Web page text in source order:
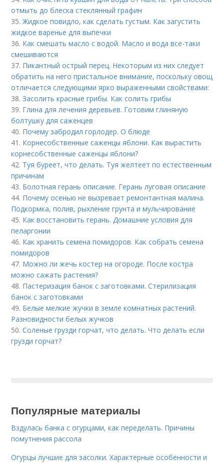
отмыть до блеска стеклянный графин
35.Жидкое повидло, как сделать густым. Как загустить
жидкое варенье для выпечки
36. Как смешать масло с водой. Масло и вода все-таки
смешиваются
37. Пикантный острый перец. Некоторым из них следует
обратить на него пристальное внимание, поскольку овощ
отличается следующими ярко выраженными свойствами:
38.Засолить красные грибы. Как солить грибы
39. Глина для лечения деревьев. Готовим глиняную
болтушку для саженцев
40. Почему забродил горлодер. О блюде
41. Корнесобственные саженцы яблони. Как вырастить
корнесобственные саженцы яблони?
42. Туя буреет, что делать. Туя желтеет по естественным
причинам
43. Болотная герань описание. Герань луговая описание
44. Почему осенью не вызревает ремонтантная малина.
Подкормка, полив, рыхление грунта и мульчирование
45. Как восстановить герань. Домашние условия для
пеларгонии
46. Как хранить семена помидоров. Как собрать семена
помидоров
47. Можно ли жечь костер на огороде. После костра
можно сажать растения?
48. Пастеризация банок с заготовками. Стерилизация
банок с заготовками
49. Белые мелкие жучки в земле комнатных растений.
Разновидности белых жучков
50.Соленые грузди горчат, что делать. Что делать если
грузди горчат?
Популярные материалы
Вздулась банка с огурцами, как переделать. Причины
помутнения рассола
Огурцы лучшие для засолки. Характерные особенности и